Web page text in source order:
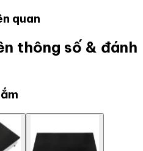
quan
thông số & đánh